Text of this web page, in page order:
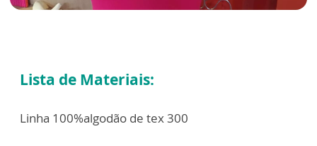
Lista de Materiais:
Linha 100%algodão de tex 300